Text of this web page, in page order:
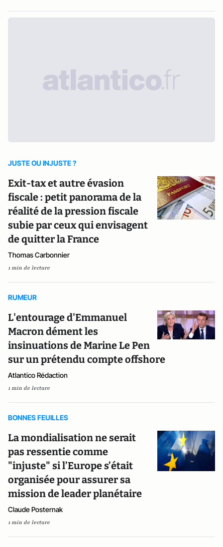
JUSTE OU INJUSTE ?
Exit-tax et autre évasion
fiscale : petit panorama de la
réalité de la pression fiscale
subie par ceux qui envisagent
de quitter la France
Thomas Carbonnier
1 min de lecture
RUMEUR
L'entourage d'Emmanuel
Macron dément les
insinuations de Marine Le Pen
sur un prétendu compte offshore
Atlantico Rédaction
1 min de lecture
BONNES FEUILLES
La mondialisation ne serait
pas ressentie comme
"injuste" si l’Europe s’était
organisée pour assurer sa
mission de leader planétaire
Claude Posternak
1 min de lecture